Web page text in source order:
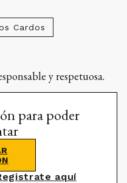
Cardos
y respetuosa.
para poder
aquí